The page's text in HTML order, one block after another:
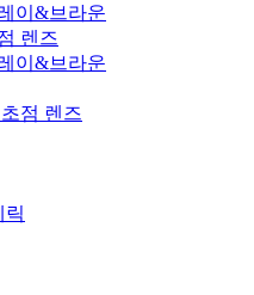
이&브라운
렌즈
이&브라운
점 렌즈
릭